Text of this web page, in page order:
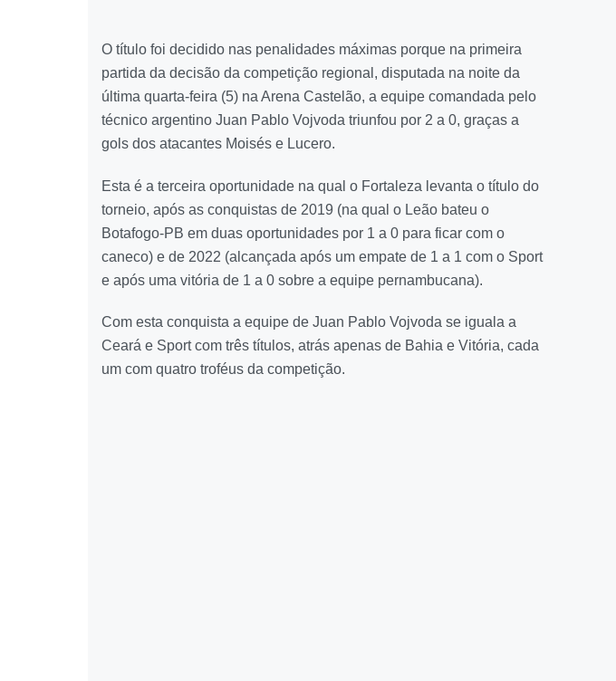
O título foi decidido nas penalidades máximas porque na primeira
partida da decisão da competição regional, disputada na noite da
última quarta-feira (5) na Arena Castelão, a equipe comandada pelo
técnico argentino Juan Pablo Vojvoda triunfou por 2 a 0, graças a
gols dos atacantes Moisés e Lucero.
Esta é a terceira oportunidade na qual o Fortaleza levanta o título do
torneio, após as conquistas de 2019 (na qual o Leão bateu o
Botafogo-PB em duas oportunidades por 1 a 0 para ficar com o
caneco) e de 2022 (alcançada após um empate de 1 a 1 com o Sport
e após uma vitória de 1 a 0 sobre a equipe pernambucana).
Com esta conquista a equipe de Juan Pablo Vojvoda se iguala a
Ceará e Sport com três títulos, atrás apenas de Bahia e Vitória, cada
um com quatro troféus da competição.